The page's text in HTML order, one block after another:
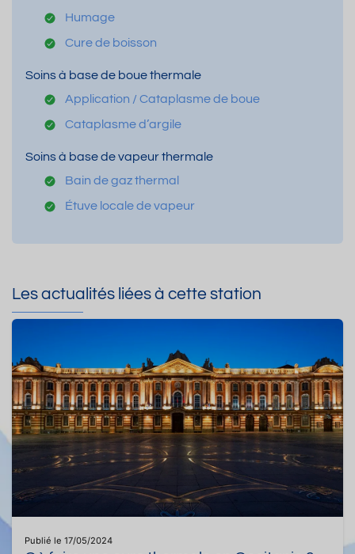
Humage
Cure de boisson
Soins à base de boue thermale
Application / Cataplasme de boue
Cataplasme d’argile
Soins à base de vapeur thermale
Bain de gaz thermal
Étuve locale de vapeur
Les actualités liées à cette station
Publié le 17/05/2024